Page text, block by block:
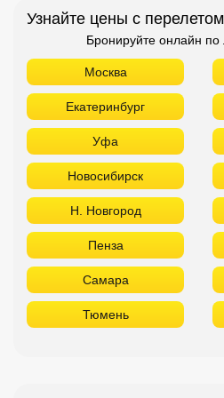
Узнайте цены с
Бронируйте онлайн
Москва
Екатеринбург
Уфа
Новосибирск
Н. Новгород
Пенза
Самара
Тюмень